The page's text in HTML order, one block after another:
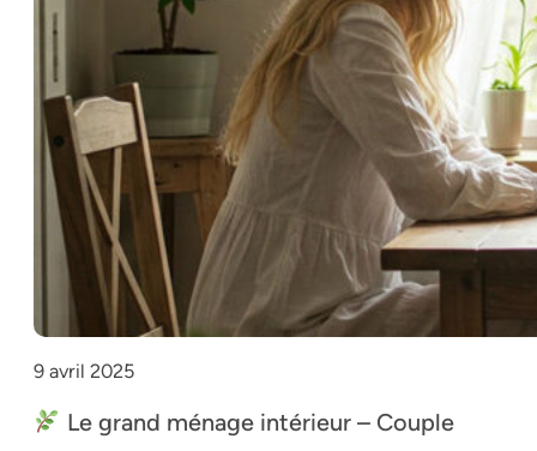
9 avril 2025
Le grand ménage intérieur – Couple